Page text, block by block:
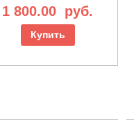
1 800.00 руб.
Купить